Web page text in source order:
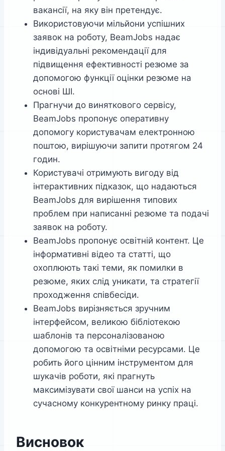
вакансії, на яку він претендує.
Використовуючи мільйони успішних
заявок на роботу, BeamJobs надає
індивідуальні рекомендації для
підвищення ефективності резюме за
допомогою функції оцінки резюме на
основі ШІ.
Прагнучи до виняткового сервісу,
BeamJobs пропонує оперативну
допомогу користувачам електронною
поштою, вирішуючи запити протягом 24
годин.
Користувачі отримують вигоду від
інтерактивних підказок, що надаються
BeamJobs для вирішення типових
проблем при написанні резюме та подачі
заявок на роботу.
BeamJobs пропонує освітній контент. Це
інформативні відео та статті, що
охоплюють такі теми, як помилки в
резюме, яких слід уникати, та стратегії
проходження співбесіди.
BeamJobs вирізняється зручним
інтерфейсом, великою бібліотекою
шаблонів та персоналізованою
допомогою та освітніми ресурсами. Це
робить його цінним інструментом для
шукачів роботи, які прагнуть
максимізувати свої шанси на успіх на
сучасному конкурентному ринку праці.
Висновок